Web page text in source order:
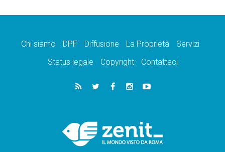
Chi siamo DPF Diffusione La Proprietà
Servizi
Status legale
Copyright Contattaci